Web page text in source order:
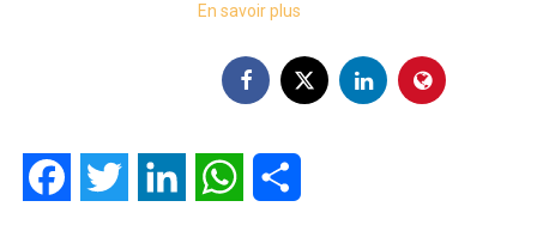
En savoir plus
FacebookTwitter LinkedIn WhatsApp